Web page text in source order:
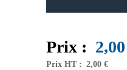
Prix : 2,00
Prix HT : 2,00 €